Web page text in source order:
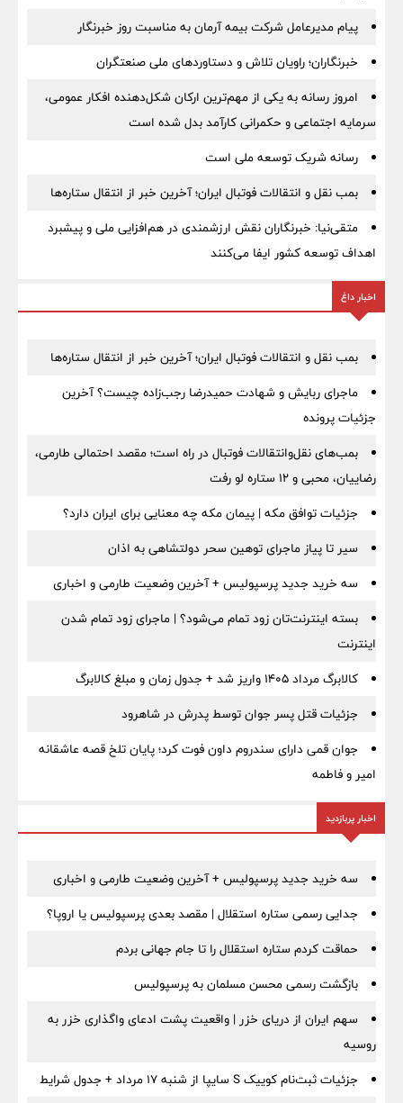
پیام مدیرعامل شرکت بیمه آرمان به مناسبت روز خبرنگار
خبرنگاران؛ راویان تلاش و دستاوردهای ملی صنعتگران
امروز رسانه به یکی از مهم‌ترین ارکان شکل‌دهنده افکار عمومی،
سرمایه اجتماعی و حکمرانی کارآمد بدل شده است
رسانه شریک توسعه ملی است
بمب نقل‌ و انتقالات فوتبال ایران؛ آخرین خبر از انتقال ستاره‌ها
متقی‌نیا: خبرنگاران نقش ارزشمندی در هم‌افزایی ملی و پیشبرد
اهداف توسعه کشور ایفا می‌کنند
اخبار داغ
بمب نقل‌ و انتقالات فوتبال ایران؛ آخرین خبر از انتقال ستاره‌ها
ماجرای ربایش و شهادت حمیدرضا رجب‌زاده چیست؟ آخرین
جزئیات پرونده
بمب‌های نقل‌وانتقالات فوتبال در راه است؛ مقصد احتمالی طارمی،
رضاییان، محبی و ۱۲ ستاره لو رفت
جزئیات توافق مکه | پیمان مکه چه معنایی برای ایران دارد؟
سیر تا پیاز ماجرای توهین سحر دولتشاهی به اذان
سه خرید جدید پرسپولیس + آخرین وضعیت طارمی و اخباری
بسته اینترنت‌تان زود تمام می‌شود؟ | ماجرای زود تمام شدن
اینترنت
کالابرگ مرداد ۱۴۰۵ واریز شد + جدول زمان و مبلغ کالابرگ
جزئیات قتل پسر جوان توسط پدرش در شاهرود
جوان قمی دارای سندروم داون فوت کرد؛ پایان تلخ قصه عاشقانه
امیر و فاطمه
اخبار پربازدید
سه خرید جدید پرسپولیس + آخرین وضعیت طارمی و اخباری
جدایی رسمی ستاره استقلال | مقصد بعدی پرسپولیس یا اروپا؟
حماقت کردم ستاره استقلال را تا جام جهانی بردم
بازگشت رسمی محسن مسلمان به پرسپولیس
سهم ایران از دریای خزر | واقعیت پشت ادعای واگذاری خزر به
روسیه
جزئیات ثبت‌نام کوییک S سایپا از شنبه ۱۷ مرداد + جدول شرایط